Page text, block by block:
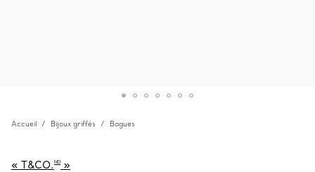
Accueil Bijoux griffés Bagues
« T&CO. MD »